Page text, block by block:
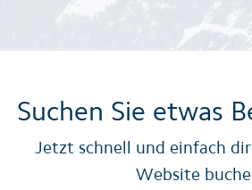
Suchen Sie etwas
Jetzt schnell und einfach
Website